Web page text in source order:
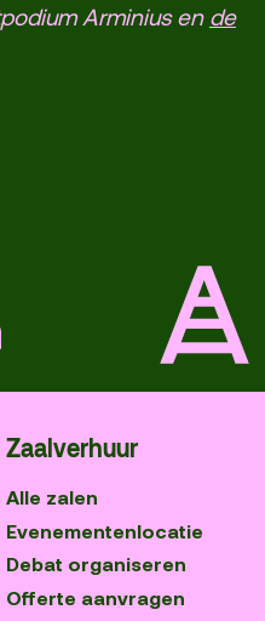
Arminius en de
Zaalverhuur
Alle zalen
Evenementenlocatie
Debat organiseren
Offerte aanvragen